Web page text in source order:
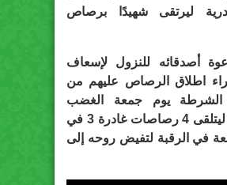
ليرتقى شهيدًا برصاص
أصدقائه للنزول لإسعاف
اطلاق الرصاص عليهم من
الشرطة يوم جمعة الغضب
بالإسكندرية ليتلقى 4 رصاصات غادرة 3 في
في الرقبة لتفيض روحه إلى